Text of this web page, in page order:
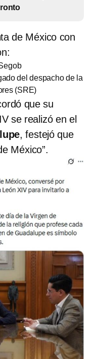
de México con
del despacho de la
(SRE)
que su
se realizó en el
, festejó que
México”.